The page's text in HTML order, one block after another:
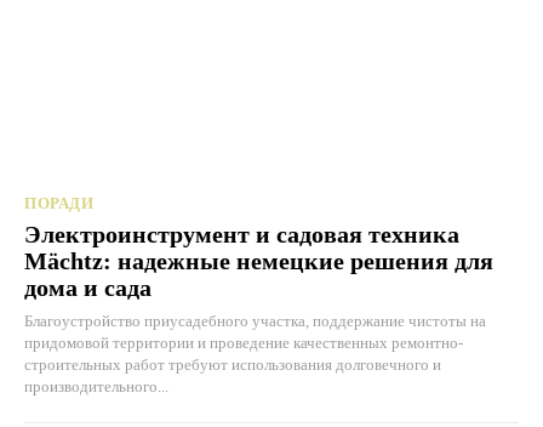
ПОРАДИ
Электроинструмент и садовая техника
Mächtz: надежные немецкие решения для
дома и сада
Благоустройство приусадебного участка, поддержание чистоты на
придомовой территории и проведение качественных ремонтно-
строительных работ требуют использования долговечного и
производительного...